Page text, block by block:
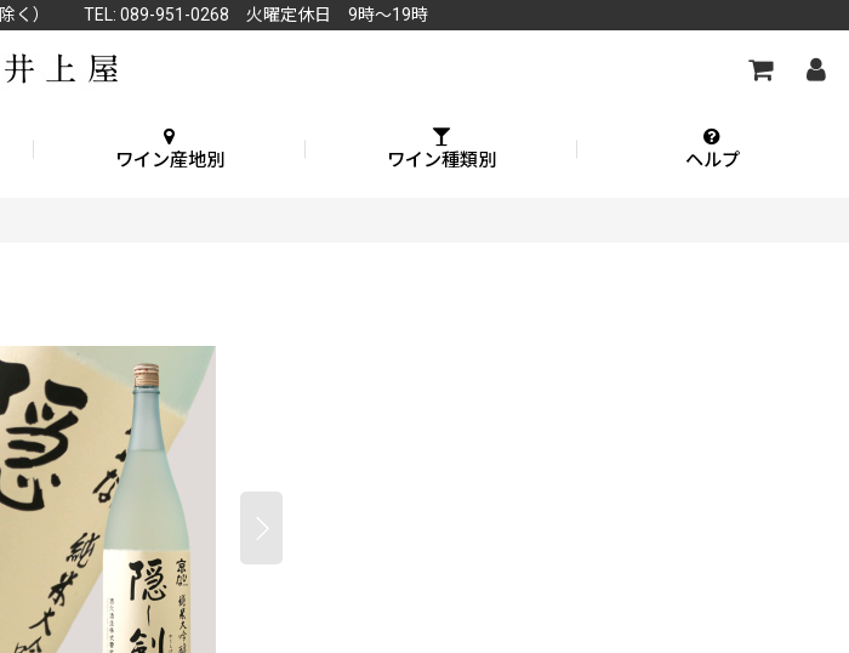
除く） TEL: 089-951-0268 火曜定休日 9時～19時
ワイン産地別 ワイン種類別 ヘルプ